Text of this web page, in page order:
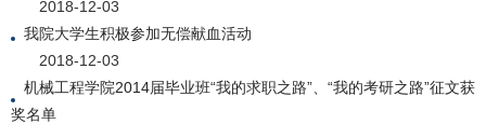
2018-12-03
我院大学生积极参加无偿献血活动
2018-12-03
机械工程学院2014届毕业班“我的求职之路”、“我的考研之路”征文获
奖名单